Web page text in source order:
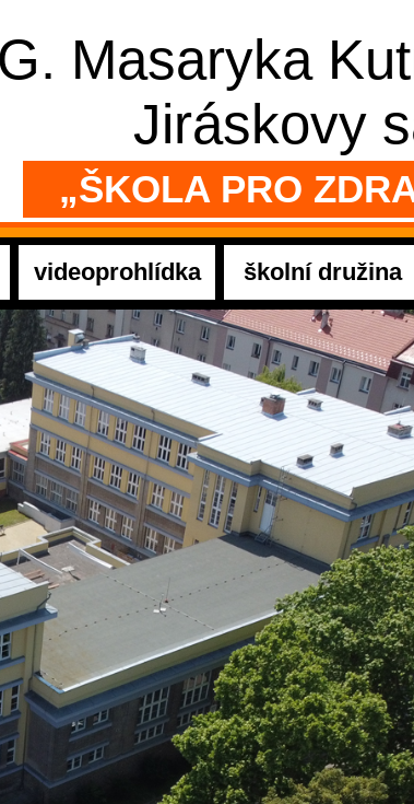
Masaryka
Jiráskovy
„ŠKOLA PRO
videoprohlídka školní družina